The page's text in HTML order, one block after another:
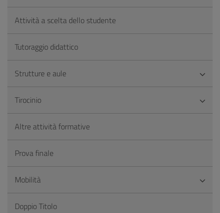
Attività a scelta dello studente
Tutoraggio didattico
Strutture e aule
Tirocinio
Altre attività formative
Prova finale
Mobilità
Doppio Titolo